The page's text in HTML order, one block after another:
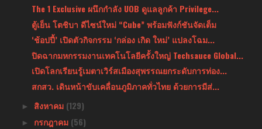
The 1 Exclusive ผนึกกำลัง UOB ดูแลลูกค้า Privilege...
ตู้เย็น โตชิบา ดีไซน์ใหม่ “Cube” พร้อมฟังก์ชันจัดเต็ม
‘ช้อปปี้’ เปิดตัวกิจกรรม ‘กล่อง เกิด ใหม่’ แปลงโฉม...
ปิดฉากมหกรรมงานเทคโนโลยีครั้งใหญ่ Techsauce Global...
เปิดโลกเรียนรู้เมตาเวิร์สเมืองสุพรรณยกระดับการท่อง...
สกสว. เดินหน้าขับเคลื่อนภูมิภาคทั่วไทย ด้วยการมีส่...
► สิงหาคม (129)
► กรกฎาคม (56)